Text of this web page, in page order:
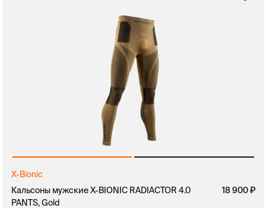
X-Bionic
Кальсоны мужские X-BIONIC RADIACTOR 4.0
PANTS, Gold
18 900